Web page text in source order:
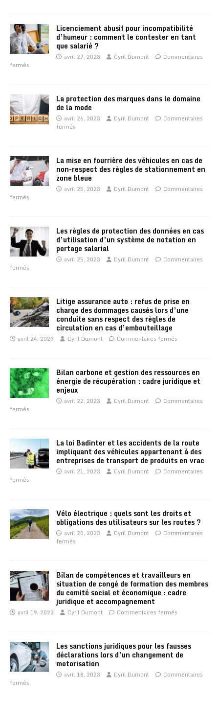
Licenciement abusif pour incompatibilité
d’humeur : comment le contester en tant
que salarié ?
avril 27, 2023 Cyril Dumont
Commentaires
fermés
La protection des marques dans le domaine
de la mode
avril 26, 2023 Cyril Dumont
Commentaires
fermés
La mise en fourrière des véhicules en cas de
non-respect des règles de stationnement en
zone bleue
avril 25, 2023 Cyril Dumont
Commentaires
fermés
Les règles de protection des données en cas
d’utilisation d’un système de notation en
portage salarial
avril 25, 2023 Cyril Dumont
Commentaires
fermés
Litige assurance auto : refus de prise en
charge des dommages causés lors d’une
conduite sans respect des règles de
circulation en cas d’embouteillage
avril 24, 2023 Cyril Dumont Commentaires fermés
Bilan carbone et gestion des ressources en
énergie de récupération : cadre juridique et
enjeux
avril 22, 2023 Cyril Dumont
Commentaires
fermés
La loi Badinter et les accidents de la route
impliquant des véhicules appartenant à des
entreprises de transport de produits en vrac
avril 21, 2023 Cyril Dumont
Commentaires
fermés
Vélo électrique : quels sont les droits et
obligations des utilisateurs sur les routes ?
avril 20, 2023 Cyril Dumont
Commentaires
fermés
Bilan de compétences et travailleurs en
situation de congé de formation des membres
du comité social et économique : cadre
juridique et accompagnement
avril 19, 2023 Cyril Dumont Commentaires fermés
Les sanctions juridiques pour les fausses
déclarations lors d’un changement de
motorisation
avril 18, 2023 Cyril Dumont
Commentaires
fermés